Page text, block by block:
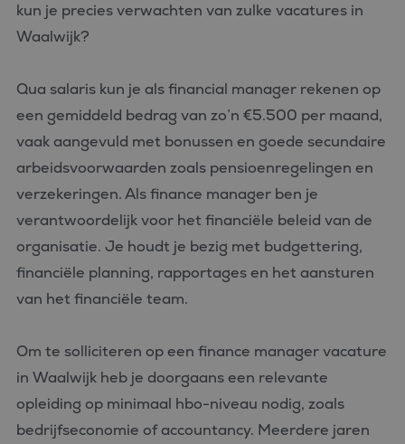
kun je precies verwachten van zulke vacatures in
Waalwijk?
Qua salaris kun je als financial manager rekenen op
een gemiddeld bedrag van zo’n €5.500 per maand,
vaak aangevuld met bonussen en goede secundaire
arbeidsvoorwaarden zoals pensioenregelingen en
verzekeringen. Als finance manager ben je
verantwoordelijk voor het financiële beleid van de
organisatie. Je houdt je bezig met budgettering,
financiële planning, rapportages en het aansturen
van het financiële team.
Om te solliciteren op een finance manager vacature
in Waalwijk heb je doorgaans een relevante
opleiding op minimaal hbo-niveau nodig, zoals
bedrijfseconomie of accountancy. Meerdere jaren